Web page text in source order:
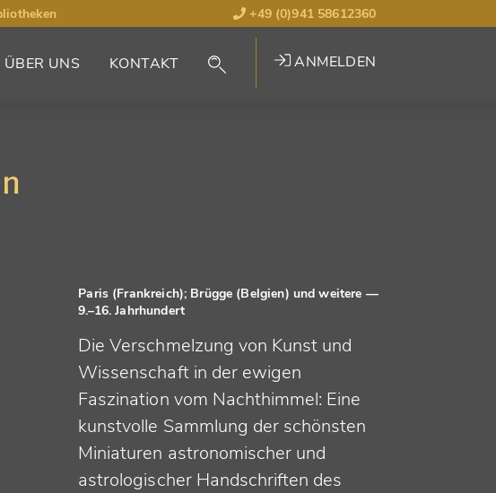
+49 (0)941 58612360
ÜBER UNS KONTAKT ANMELDEN
Paris (Frankreich); Brügge (Belgien) und weitere —
9.–16. Jahrhundert
Die Verschmelzung von Kunst und
Wissenschaft in der ewigen
Faszination vom Nachthimmel: Eine
kunstvolle Sammlung der schönsten
Miniaturen astronomischer und
astrologischer Handschriften des